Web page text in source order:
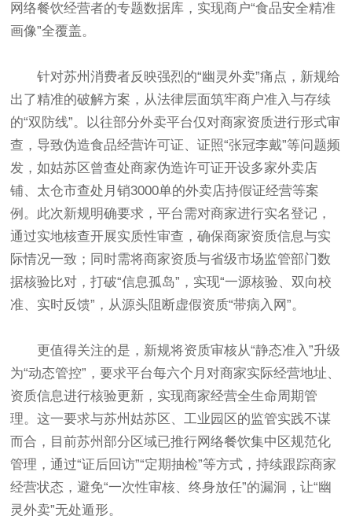
网络餐饮经营者的专题数据库，实现商户“食品安全精准
画像”全覆盖。
针对苏州消费者反映强烈的“幽灵外卖”痛点，新规给
出了精准的破解方案，从法律层面筑牢商户准入与存续
的“双防线”。以往部分外卖平台仅对商家资质进行形式审
查，导致伪造食品经营许可证、证照“张冠李戴”等问题频
发，如姑苏区曾查处商家伪造许可证开设多家外卖店
铺、太仓市查处月销3000单的外卖店持假证经营等案
例。此次新规明确要求，平台需对商家进行实名登记，
通过实地核查开展实质性审查，确保商家资质信息与实
际情况一致；同时需将商家资质与省级市场监管部门数
据核验比对，打破“信息孤岛”，实现“一源核验、双向校
准、实时反馈”，从源头阻断虚假资质“带病入网”。
更值得关注的是，新规将资质审核从“静态准入”升级
为“动态管控”，要求平台每六个月对商家实际经营地址、
资质信息进行核验更新，实现商家经营全生命周期管
理。这一要求与苏州姑苏区、工业园区的监管实践不谋
而合，目前苏州部分区域已推行网络餐饮集中区规范化
管理，通过“证后回访”“定期抽检”等方式，持续跟踪商家
经营状态，避免“一次性审核、终身放任”的漏洞，让“幽
灵外卖”无处遁形。